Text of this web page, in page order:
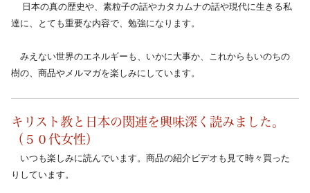
日本の真の歴史や、素粒子の話やカタカムナの話や現代に生きる私
達に、とても重要な内容で、勉強になります。
みえない世界のエネルギーも、いかに大事か、これからもいのちの
樹の、商品やメルマガを楽しみにしています。
キリスト教と日本の関連を興味深く読みました。
（５０代女性）
いつも楽しみに読んでいます。商品の紹介ビデオも見て時々買った
りしています。